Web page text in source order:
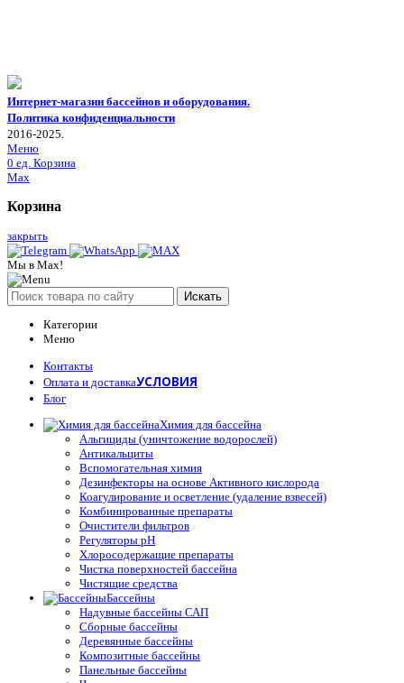
Интернет-магазин бассейнов и оборудования.
Политика конфиденциальности
2016-2025.
Меню
0 ед. Корзина
Max
Корзина
закрыть
Мы в Max!
Искать
Категории
Меню
Контакты
Оплата и доставкаУСЛОВИЯ
Блог
Химия для бассейна
Альгициды (уничтожение водорослей)
Антикальциты
Вспомогательная химия
Дезинфекторы на основе Активного кислорода
Коагулирование и осветление (удаление взвесей)
Комбинированные препараты
Очистители фильтров
Регуляторы pH
Хлоросодержащие препараты
Чистка поверхностей бассейна
Чистящие средства
Бассейны
Надувные бассейны САП
Сборные бассейны
Деревянные бассейны
Композитные бассейны
Панельные бассейны